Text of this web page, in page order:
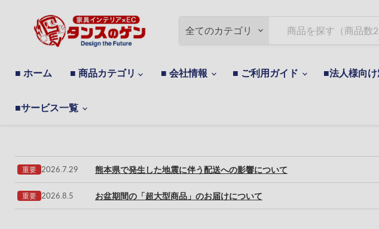
全てのカテゴリ
■ ホーム ■ 商品カテゴリ ■ 会社情報 ■ ご利用ガイド ■法人様向け
■サービス一覧
重要 2026.7.29 熊本県で発生した地震に伴う配送への影響について
重要 2026.8.5 お盆期間の「超大型商品」のお届けについて